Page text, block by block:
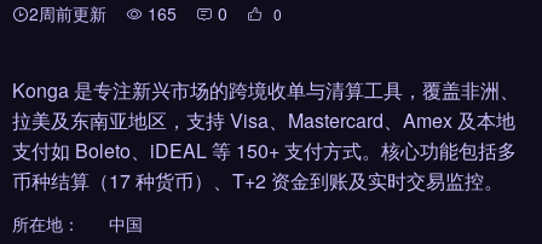
2周前更新 165 0 0
Konga 是专注新兴市场的跨境收单与清算工具，覆盖非洲、
拉美及东南亚地区，支持 Visa、Mastercard、Amex 及本地
支付如 Boleto、iDEAL 等 150+ 支付方式。核心功能包括多
币种结算（17 种货币）、T+2 资金到账及实时交易监控。
所在地：
中国